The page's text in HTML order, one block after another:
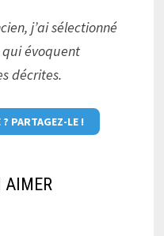
j’ai sélectionné
évoquent
décrites.
PARTAGEZ-LE !
AIMER